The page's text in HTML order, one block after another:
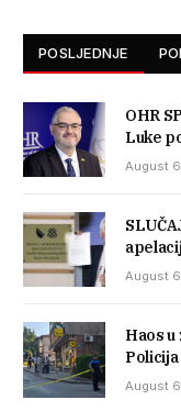
POSLJEDNJE
OHR
Luke
August
August
Haos u
August